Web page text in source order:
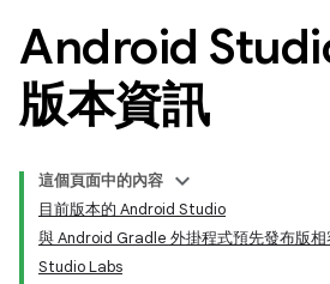
Android
版本資訊
這個頁面中的內容
目前版本的 Android Studio
與 Android Gradle 外掛程式預先發布版相
Studio Labs